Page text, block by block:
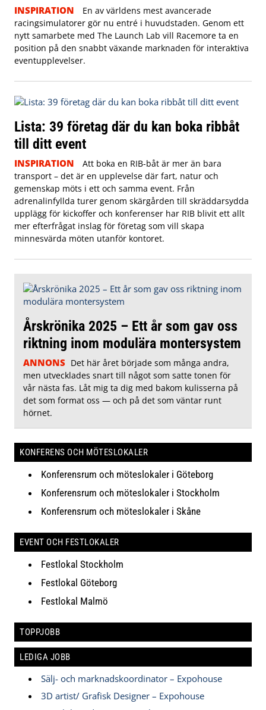
INSPIRATION
En av världens mest avancerade
racingsimulatorer gör nu entré i huvudstaden. Genom ett
nytt samarbete med The Launch Lab vill Racemore ta en
position på den snabbt växande marknaden för interaktiva
eventupplevelser.
Lista: 39 företag där du kan boka ribbåt
till ditt event
INSPIRATION
Att boka en RIB-båt är mer än bara
transport – det är en upplevelse där fart, natur och
gemenskap möts i ett och samma event. Från
adrenalinfyllda turer genom skärgården till skräddarsydda
upplägg för kickoffer och konferenser har RIB blivit ett allt
mer efterfrågat inslag för företag som vill skapa
minnesvärda möten utanför kontoret.
Årskrönika 2025 – Ett år som gav oss
riktning inom modulära montersystem
ANNONS Det här året började som många andra,
men utvecklades snart till något som satte tonen för
vår nästa fas. Låt mig ta dig med bakom kulisserna på
det som format oss — och på det som väntar runt
hörnet.
KONFERENS OCH MÖTESLOKALER
Konferensrum och möteslokaler i Göteborg
Konferensrum och möteslokaler i Stockholm
Konferensrum och möteslokaler i Skåne
EVENT OCH FESTLOKALER
Festlokal Stockholm
Festlokal Göteborg
Festlokal Malmö
TOPPJOBB
LEDIGA JOBB
Sälj- och marknadskoordinator – Expohouse
3D artist/ Grafisk Designer – Expohouse